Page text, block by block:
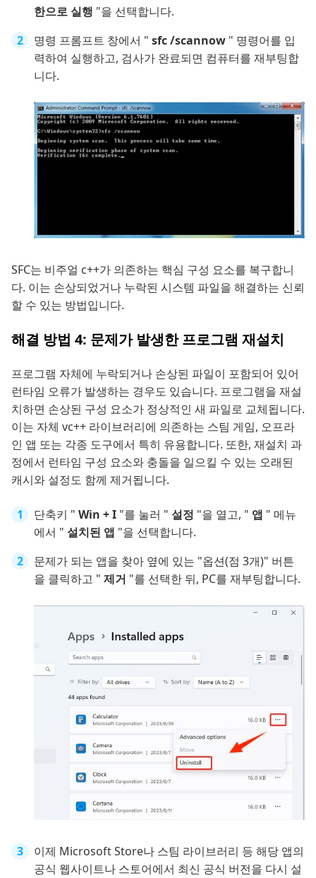
한으로 실행 "을 선택합니다.
명령 프롬프트 창에서 " sfc /scannow " 명령어를 입
력하여 실행하고, 검사가 완료되면 컴퓨터를 재부팅합
니다.
SFC는 비주얼 c++가 의존하는 핵심 구성 요소를 복구합니
다. 이는 손상되었거나 누락된 시스템 파일을 해결하는 신뢰
할 수 있는 방법입니다.
해결 방법 4: 문제가 발생한 프로그램 재설치
프로그램 자체에 누락되거나 손상된 파일이 포함되어 있어
런타임 오류가 발생하는 경우도 있습니다. 프로그램을 재설
치하면 손상된 구성 요소가 정상적인 새 파일로 교체됩니다.
이는 자체 vc++ 라이브러리에 의존하는 스팀 게임, 오프라
인 앱 또는 각종 도구에서 특히 유용합니다. 또한, 재설치 과
정에서 런타임 구성 요소와 충돌을 일으킬 수 있는 오래된
캐시와 설정도 함께 제거됩니다.
단축키 " Win + I "를 눌러 " 설정 "을 열고, " 앱 " 메뉴
에서 " 설치된 앱 "을 선택합니다.
문제가 되는 앱을 찾아 옆에 있는 "옵션(점 3개)" 버튼
을 클릭하고 " 제거 "를 선택한 뒤, PC를 재부팅합니다.
이제 Microsoft Store나 스팀 라이브러리 등 해당 앱의
공식 웹사이트나 스토어에서 최신 공식 버전을 다시 설